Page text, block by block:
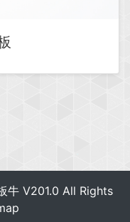
牛V201.0 All Rights